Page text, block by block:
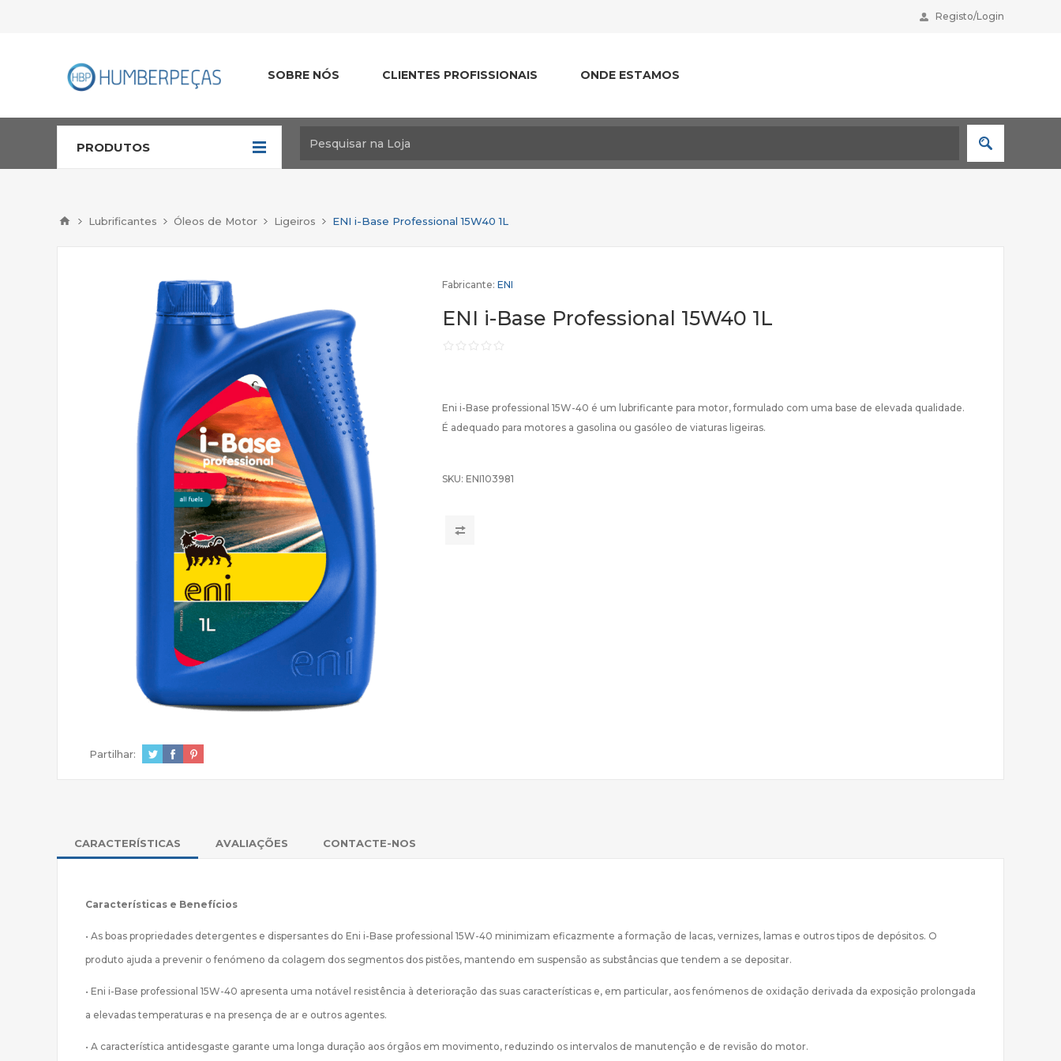
Registo/Login
SOBRE NÓS CLIENTES PROFISSIONAIS ONDE ESTAMOS
PRODUTOS
Lubrificantes Óleos de Motor Ligeiros ENI i-Base Professional 15W40 1L
Fabricante: ENI
ENI i-Base Professional 15W40 1L
Eni i-Base professional 15W-40 é um lubrificante para motor, formulado com uma base de elevada qualidade.
É adequado para motores a gasolina ou gasóleo de viaturas ligeiras.
SKU: ENI103981
Partilhar:
CARACTERÍSTICAS AVALIAÇÕES CONTACTE-NOS
Características e Benefícios
• As boas propriedades detergentes e dispersantes do Eni i-Base professional 15W-40 minimizam eficazmente a formação de lacas, vernizes, lamas e outros tipos de depósitos. O
produto ajuda a prevenir o fenómeno da colagem dos segmentos dos pistões, mantendo em suspensão as substâncias que tendem a se depositar.
• Eni i-Base professional 15W-40 apresenta uma notável resistência à deterioração das suas características e, em particular, aos fenómenos de oxidação derivada da exposição prolongada
a elevadas temperaturas e na presença de ar e outros agentes.
• A característica antidesgaste garante uma longa duração aos órgãos em movimento, reduzindo os intervalos de manutenção e de revisão do motor.